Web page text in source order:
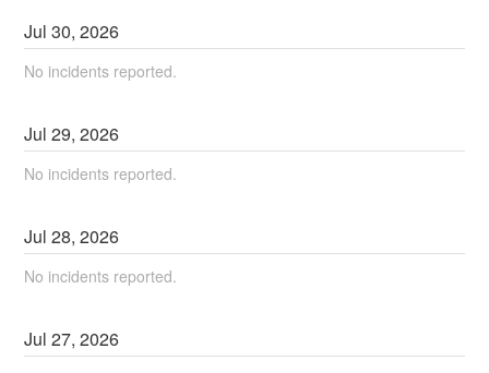
Jul30,2026
No incidents reported.
Jul29,2026
No incidents reported.
Jul28,2026
No incidents reported.
Jul27,2026